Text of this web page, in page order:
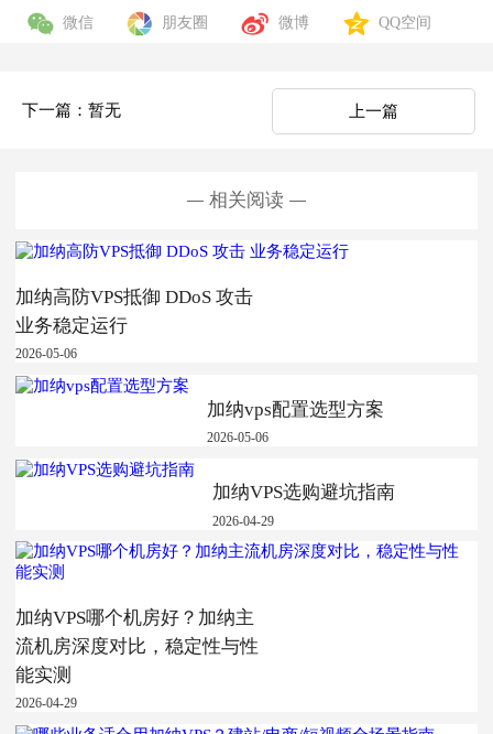
微信 朋友圈 微博 QQ空间
下一篇：暂无 上一篇
相关阅读
加纳高防VPS抵御 DDoS 攻击
业务稳定运行
2026-05-06
加纳vps配置选型方案
2026-05-06
加纳VPS选购避坑指南
2026-04-29
加纳VPS哪个机房好？加纳主
流机房深度对比，稳定性与性
能实测
2026-04-29